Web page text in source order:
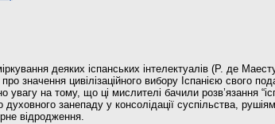
деяких іспанських інтелектуалів (Р. де
значення цивілізаційного вибору Іспанією свого
на тому, що ці мислителі бачили розв’язання
духовного занепаду у консолідації суспільства,
відродження.